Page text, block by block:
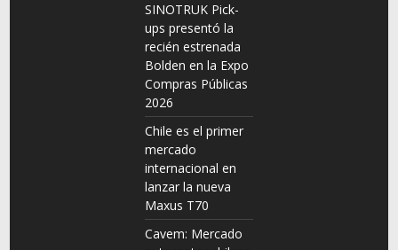
SINOTRUK Pick-
ups presentó la
recién estrenada
Bolden en la Expo
Compras Públicas
2026
Chile es el primer
mercado
internacional en
lanzar la nueva
Maxus T70
Cavem: Mercado